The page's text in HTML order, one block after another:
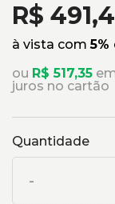
R$
à vista com
ou R$ 517,35
juros no cartão
Quantidade
-